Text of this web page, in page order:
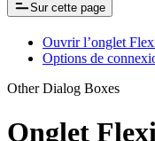
Sur cette page
Ouvrir l’onglet
Options de
Other Dialog Boxes
Onglet